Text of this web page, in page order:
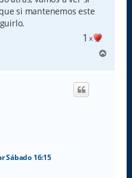
si mantenemos este
1 x
r
Sábado 16:15